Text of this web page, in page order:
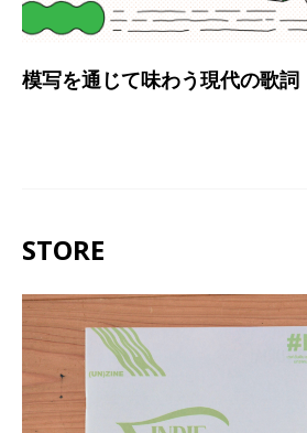
模写を通じて味わう現代の歌詞
STORE